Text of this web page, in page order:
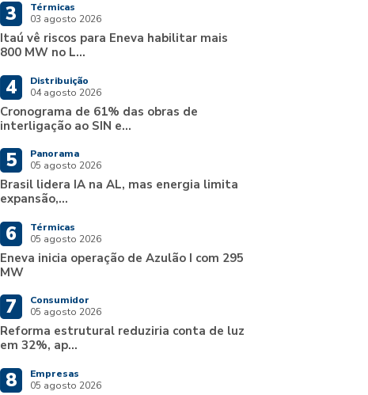
3
Térmicas
03 agosto 2026
Itaú vê riscos para Eneva habilitar mais
800 MW no L...
4
Distribuição
04 agosto 2026
Cronograma de 61% das obras de
interligação ao SIN e...
5
Panorama
05 agosto 2026
Brasil lidera IA na AL, mas energia limita
expansão,...
6
Térmicas
05 agosto 2026
Eneva inicia operação de Azulão I com 295
MW
7
Consumidor
05 agosto 2026
Reforma estrutural reduziria conta de luz
em 32%, ap...
8
Empresas
05 agosto 2026